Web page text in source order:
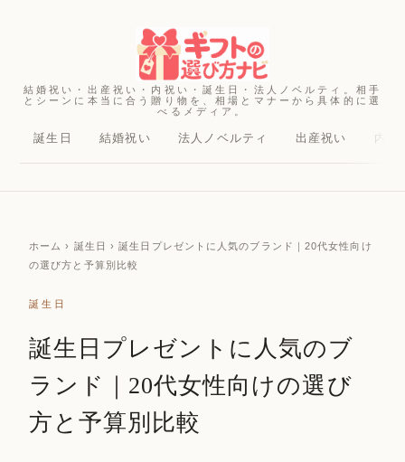
結婚祝い・出産祝い・内祝い・誕生日・法人ノベルティ。相手
とシーンに本当に合う贈り物を、相場とマナーから具体的に選
べるメディア。
誕生日 結婚祝い 法人ノベルティ 出産祝い 内祝
ホーム › 誕生日 › 誕生日プレゼントに人気のブランド｜20代女性向け
の選び方と予算別比較
誕生日
誕生日プレゼントに人気のブ
ランド｜20代女性向けの選び
方と予算別比較